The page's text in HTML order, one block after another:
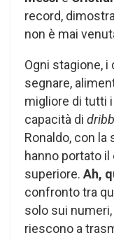
record,
non è mai
Ogni stagione,
segnare,
migliore di tutti
capacità di
Ronaldo, con la
hanno portato
superiore. Ah,
confronto tra
solo sui
riescono a